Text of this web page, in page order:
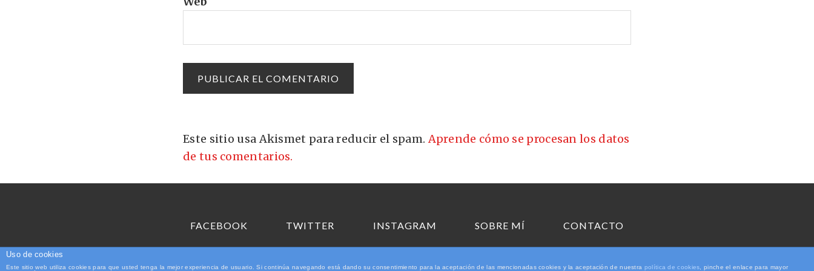
Este sitio usa Akismet para reducir el spam.Aprende cómo se procesan los datos
de tus comentarios.
FACEBOOK TWITTER INSTAGRAM SOBRE MÍ CONTACTO
Copyright © 2026 Elhombredelosdosombligos.com
Uso de cookies
Este sitio web utiliza cookies para que usted tenga la mejor experiencia de usuario. Si continúa navegando está dando su consentimiento para la aceptación de las mencionadas cookies y la aceptación de nuestra política de cookies , pinche el enlace para mayor